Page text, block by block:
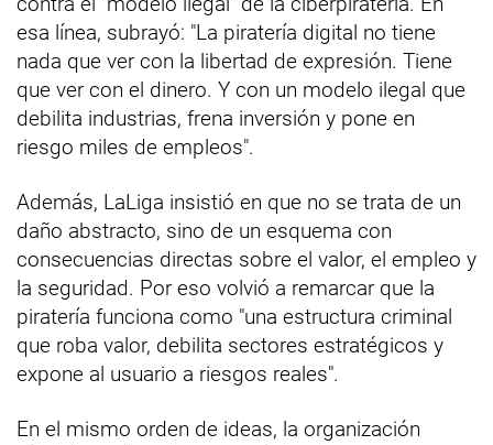
esa línea, subrayó: "La piratería digital no tiene
nada que ver con la libertad de expresión. Tiene
que ver con el dinero. Y con un modelo ilegal que
debilita industrias, frena inversión y pone en
riesgo miles de empleos".
Además, LaLiga insistió en que no se trata de un
daño abstracto, sino de un esquema con
consecuencias directas sobre el valor, el empleo y
la seguridad. Por eso volvió a remarcar que la
piratería funciona como "una estructura criminal
que roba valor, debilita sectores estratégicos y
expone al usuario a riesgos reales".
En el mismo orden de ideas, la organización